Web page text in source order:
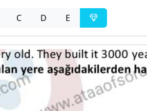
C D E